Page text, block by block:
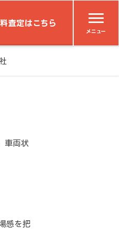
査定はこちら
メニュー
車両状
感を把